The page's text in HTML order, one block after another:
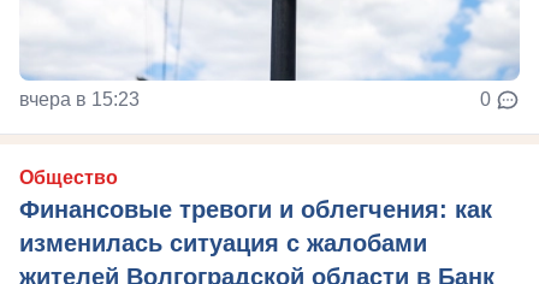
вчера в 15:23 0
Общество
Финансовые тревоги и облегчения: как
изменилась ситуация с жалобами
жителей Волгоградской области в Банк